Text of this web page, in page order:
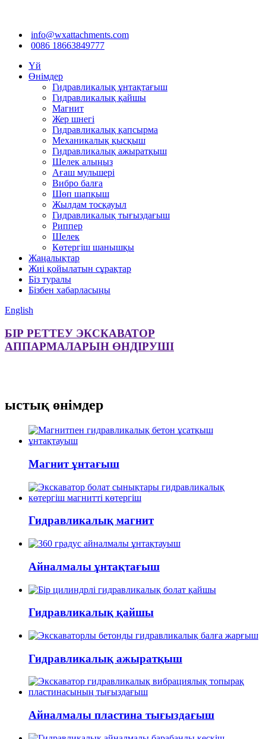
info@wxattachments.com
0086 18663849777
Үй
Өнімдер
Гидравликалық ұнтақтағыш
Гидравликалық қайшы
Магнит
Жер шнегі
Гидравликалық қапсырма
Механикалық қысқыш
Гидравликалық ажыратқыш
Шелек алыңыз
Ағаш мульшері
Вибро балға
Шөп шапқыш
Жылдам тосқауыл
Гидравликалық тығыздағыш
Риппер
Шелек
Көтергіш шанышқы
Жаңалықтар
Жиі қойылатын сұрақтар
Біз туралы
Бізбен хабарласыңы
English
БІР РЕТТЕУ ЭКСКАВАТОР
АППАРМАЛАРЫН ӨНДІРУШІ
ыстық өнімдер
Магнит ұнтағыш
Гидравликалық магнит
Айналмалы ұнтақтағыш
Гидравликалық қайшы
Гидравликалық ажыратқыш
Айналмалы пластина тығыздағыш